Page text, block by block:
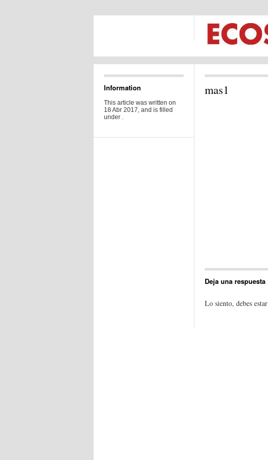
Information
This article was written on
18 Abr 2017, and is filled
under .
mas1
Deja una respuesta
Lo siento, debes estar